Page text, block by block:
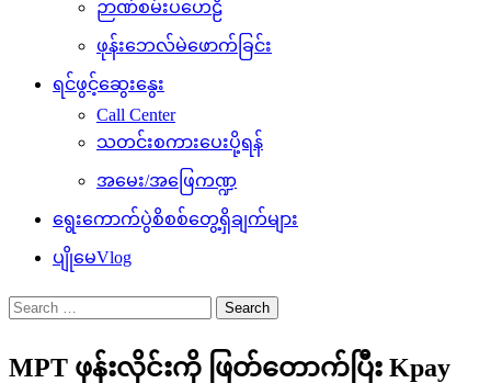
ဉာဏ်စမ်းပဟေဠိ
ဖုန်းဘေလ်မဲဖောက်ခြင်း
ရင်ဖွင့်ဆွေးနွေး
Call Center
သတင်းစကားပေးပို့ရန်
အမေး/အဖြေကဏ္ဍ
ရွေးကောက်ပွဲစိစစ်တွေ့ရှိချက်များ
ပျိုမေVlog
Search
for:
MPT ဖုန်းလိုင်းကို ဖြတ်တောက်ပြီး Kpay